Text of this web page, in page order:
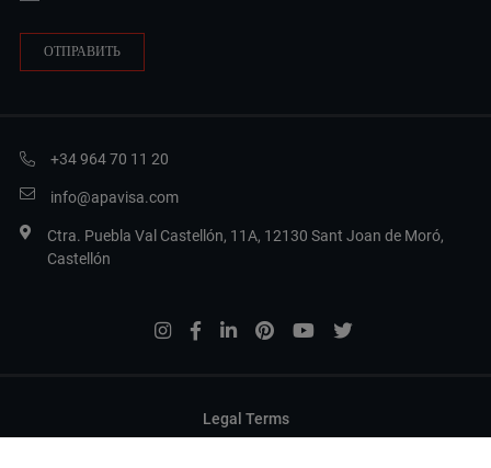
+34 964 70 11 20
info@apavisa.com
Ctra. Puebla Val Castellón, 11A, 12130 Sant Joan de Moró,
Castellón
Legal Terms